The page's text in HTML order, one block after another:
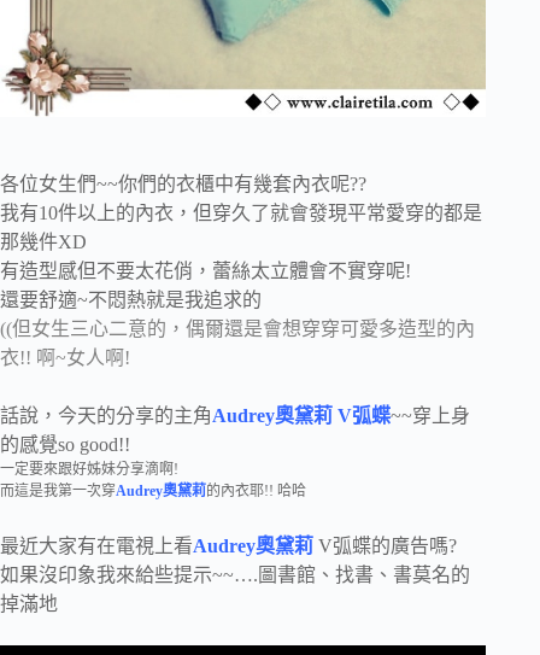
各位女生們~~你們的衣櫃中有幾套內衣呢??
我有10件以上的內衣，但穿久了就會發現平常愛穿的都是
那幾件XD
有造型感但不要太花俏，蕾絲太立體會不實穿呢!
還要舒適~不悶熱就是我追求的
((但女生三心二意的，偶爾還是會想穿穿可愛多造型的內
衣!! 啊~女人啊!
話說，今天的分享的主角Audrey奧黛莉 V弧蝶~~穿上身
的感覺so good!!
一定要來跟好姊妹分享滴啊!
而這是我第一次穿Audrey奧黛莉的內衣耶!! 哈哈
最近大家有在電視上看Audrey奧黛莉 V弧蝶的廣告嗎?
如果沒印象我來給些提示~~….圖書館、找書、書莫名的
掉滿地